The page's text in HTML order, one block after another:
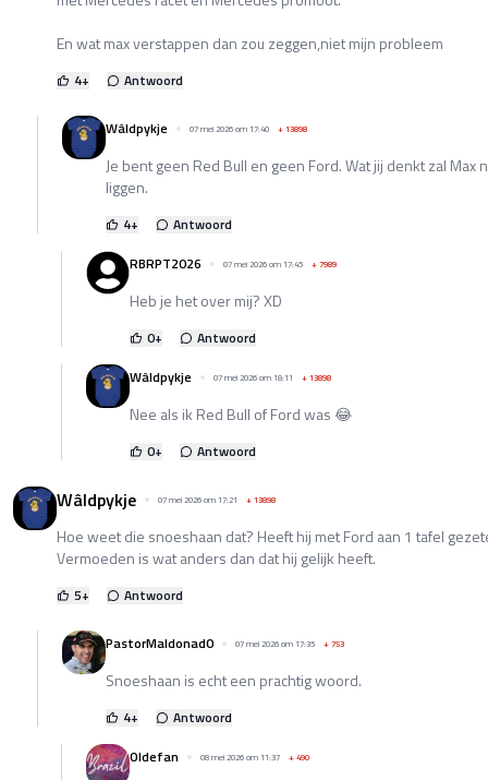
En wat max verstappen dan zou zeggen,niet mijn probleem
4+ Antwoord
Wâldpykje 07 mei 2026 om 17:40 +13898
Je bent geen Red Bull en geen Ford. Wat jij denkt zal Max
liggen.
4+
Antwoord
RBRPT2026
07 mei 2026 om 17:45 +7989
Heb je het over mij? XD
0+
Antwoord
Wâldpykje
07 mei 2026 om 18:11 +13898
Nee als ik Red Bull of Ford was 😂
0+ Antwoord
Wâldpykje 07 mei 2026 om 17:21 +13898
Hoe weet die snoeshaan dat? Heeft hij met Ford aan 1 tafel
Vermoeden is wat anders dan dat hij gelijk heeft.
5+ Antwoord
PastorMaldonad0 07 mei 2026 om 17:35 +753
Snoeshaan is echt een prachtig woord.
4+
Antwoord
Oldefan
08 mei 2026 om 11:37 +490